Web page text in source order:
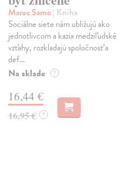
Marec Samo| Kniha
Sociálne siete nám ubližujú ako
jednotlivcom a kazia medziľudské
vzťahy, rozkladajú spoločnosť a
def...
Na sklade ?
16,44 €
16,95 € ?